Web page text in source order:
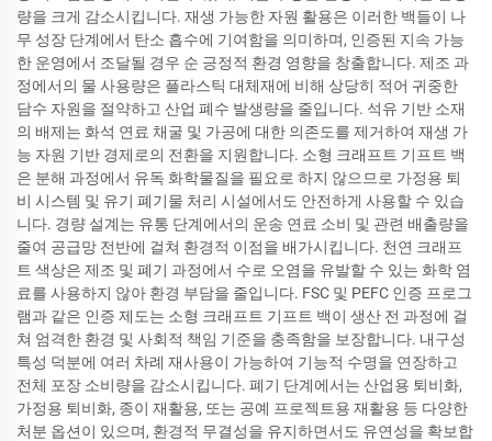
량을 크게 감소시킵니다. 재생 가능한 자원 활용은 이러한 백들이 나
무 성장 단계에서 탄소 흡수에 기여함을 의미하며, 인증된 지속 가능
한 운영에서 조달될 경우 순 긍정적 환경 영향을 창출합니다. 제조 과
정에서의 물 사용량은 플라스틱 대체재에 비해 상당히 적어 귀중한
담수 자원을 절약하고 산업 폐수 발생량을 줄입니다. 석유 기반 소재
의 배제는 화석 연료 채굴 및 가공에 대한 의존도를 제거하여 재생 가
능 자원 기반 경제로의 전환을 지원합니다. 소형 크래프트 기프트 백
은 분해 과정에서 유독 화학물질을 필요로 하지 않으므로 가정용 퇴
비 시스템 및 유기 폐기물 처리 시설에서도 안전하게 사용할 수 있습
니다. 경량 설계는 유통 단계에서의 운송 연료 소비 및 관련 배출량을
줄여 공급망 전반에 걸쳐 환경적 이점을 배가시킵니다. 천연 크래프
트 색상은 제조 및 폐기 과정에서 수로 오염을 유발할 수 있는 화학 염
료를 사용하지 않아 환경 부담을 줄입니다. FSC 및 PEFC 인증 프로그
램과 같은 인증 제도는 소형 크래프트 기프트 백이 생산 전 과정에 걸
쳐 엄격한 환경 및 사회적 책임 기준을 충족함을 보장합니다. 내구성
특성 덕분에 여러 차례 재사용이 가능하여 기능적 수명을 연장하고
전체 포장 소비량을 감소시킵니다. 폐기 단계에서는 산업용 퇴비화,
가정용 퇴비화, 종이 재활용, 또는 공예 프로젝트용 재활용 등 다양한
처분 옵션이 있으며, 환경적 무결성을 유지하면서도 유연성을 확보합